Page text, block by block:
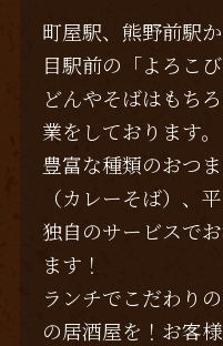
k
町屋駅、熊野前駅
目駅前の「よろこ
どんやそばはもち
業をしております。
豊富な種類のおつ
（カレーそば）、
独自のサービスで
ます！
ランチでこだわり
の居酒屋を！お客